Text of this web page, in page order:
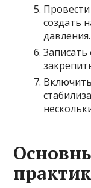
создать
давления.